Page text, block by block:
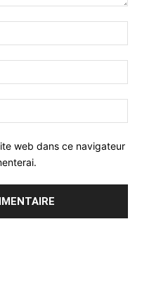
web dans ce navigateur